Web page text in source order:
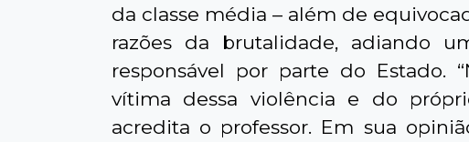
da classe média – além de
razões da brutalidade, adiando
responsável por parte do Estado.
vítima dessa violência e do
acredita o professor. Em sua